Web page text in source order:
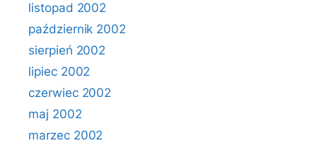
listopad 2002
październik 2002
sierpień 2002
lipiec 2002
czerwiec 2002
maj 2002
marzec 2002